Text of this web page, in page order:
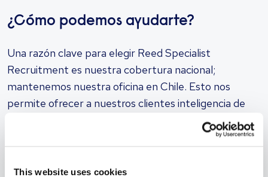
This website uses cookies
¿Cómo podemos ayudarte?
Una razón clave para elegir Reed Specialist
Recruitment es nuestra cobertura nacional;
mantenemos nuestra oficina en Chile. Esto nos
permite ofrecer a nuestros clientes inteligencia de
mercado precisa sobre salarios, competidores locales
Nos especializamos en reclutamiento en 20